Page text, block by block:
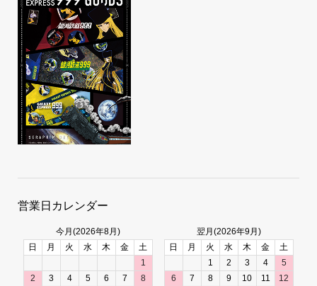
営業日カレンダー
今月(2026年8月)
日
月 火 水 木 金
土
1
2
3 4 5 6 7
8
翌月(2026年9月)
日
月 火 水 木 金
土
1
2 3 4
5
6
7 8 9 10 11
12